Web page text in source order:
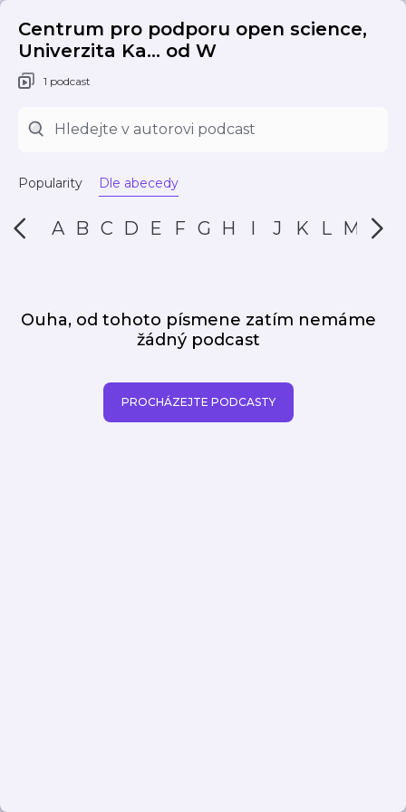
Centrum pro podporu open science,
Univerzita Ka... od W
1 podcast
Popularity Dle abecedy
A B C D E F G H I J K L M N
Ouha, od tohoto písmene zatím nemáme
žádný podcast
PROCHÁZEJTE PODCASTY